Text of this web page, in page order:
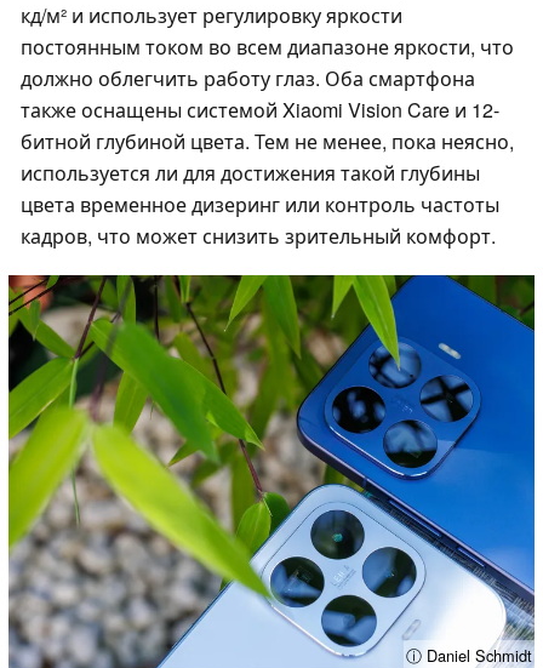
кд/м² и использует регулировку яркости
постоянным током во всем диапазоне яркости, что
должно облегчить работу глаз. Оба смартфона
также оснащены системой Xiaomi Vision Care и 12-
битной глубиной цвета. Тем не менее, пока неясно,
используется ли для достижения такой глубины
цвета временное дизеринг или контроль частоты
кадров, что может снизить зрительный комфорт.
ⓘ Daniel Schmidt